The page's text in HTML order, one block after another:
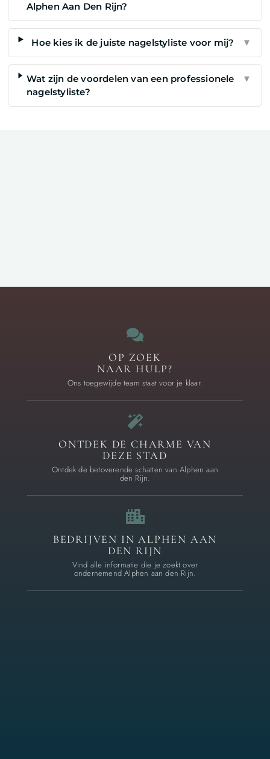
Alphen Aan Den Rijn?
Hoe kies ik de juiste nagelstyliste voor mij? ▼
Wat zijn de voordelen van een professionele
nagelstyliste?
▼
OP ZOEK
NAAR HULP?
Ons toegewijde team staat voor je klaar.
ONTDEK DE CHARME VAN
DEZE STAD
Ontdek de betoverende schatten van Alphen aan
den Rijn.
BEDRIJVEN IN ALPHEN AAN
DEN RIJN
Vind alle informatie die je zoekt over
ondernemend Alphen aan den Rijn.